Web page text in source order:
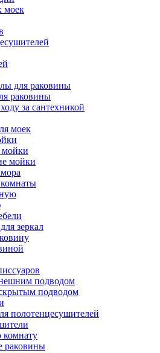
моек
для раковины
раковины
за сантехникой
моек
мойки
зеркал
подводом
подводом
полотенцесушителей
раковины